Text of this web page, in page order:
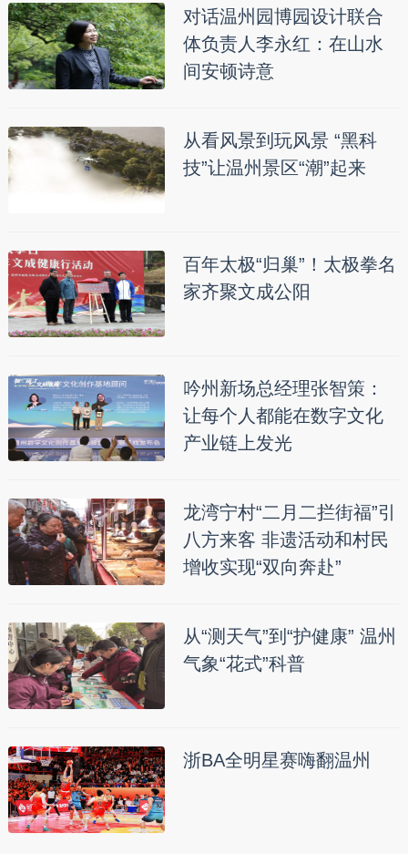
对话温州园博园设计联合
体负责人李永红：在山水
间安顿诗意
从看风景到玩风景 “黑科
技”让温州景区“潮”起来
百年太极“归巢”！太极拳名
家齐聚文成公阳
吟州新场总经理张智策：
让每个人都能在数字文化
产业链上发光
龙湾宁村“二月二拦街福”引
八方来客 非遗活动和村民
增收实现“双向奔赴”
从“测天气”到“护健康” 温州
气象“花式”科普
浙BA全明星赛嗨翻温州